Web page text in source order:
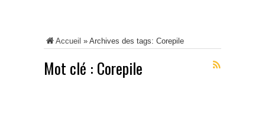
Accueil » Archives des tags: Corepile
Mot clé : Corepile